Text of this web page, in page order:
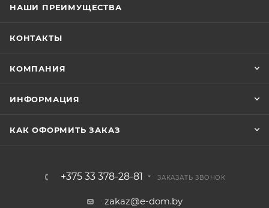
НАШИ ПРЕИМУЩЕСТВА
КОНТАКТЫ
КОМПАНИЯ
ИНФОРМАЦИЯ
КАК ОФОРМИТЬ ЗАКАЗ
+375 33 378-28-81 ЗАКАЗАТЬ ЗВОНОК
zakaz@e-dom.by